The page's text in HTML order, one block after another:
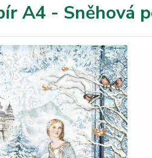
A4 - Sněhová